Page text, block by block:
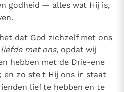
Augustinus te eren
nieuwe Latijnse uitgave
verliest autonomie
toe
stad is zowel een gave als
godheid — alles wat Hij is,
dat God zichzelf met ons
met ons, opdat wij
hebben met de Drie-ene
en zo stelt Hij ons in staat
lief te hebben en te